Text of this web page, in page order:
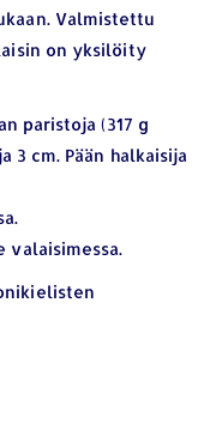
Valmistettu
on yksilöity
paristoja (317 g
3 cm. Pään halkaisija
valaisimessa.